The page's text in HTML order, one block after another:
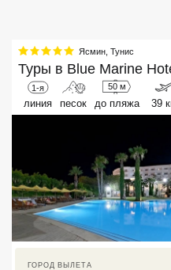
Ясмин, Тунис
Туры в Blue Marine
1-я
линия песок
50 м
до пляжа 39
ГОРОД ВЫЛЕТА
Абхазия
Кав Мин Воды
Экскурсионные туры
VIP отели 5 звезд